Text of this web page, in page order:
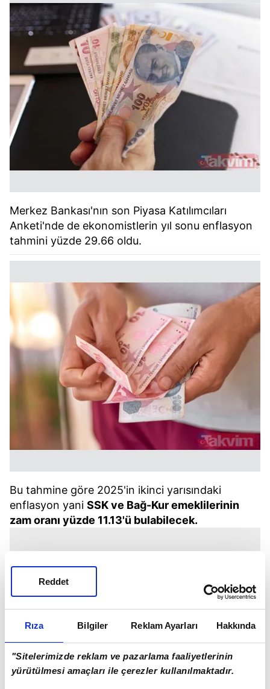
Rıza Bilgiler Reklam Ayarları Hakkında
"Sitelerimizde reklam ve pazarlama faaliyetlerinin
yürütülmesi amaçları ile çerezler kullanılmaktadır.
Reddet
Merkez Bankası'nın son Piyasa Katılımcıları
Anketi'nde de ekonomistlerin yıl sonu enflasyon
tahmini yüzde 29.66 oldu.
Bu tahmine göre 2025'in ikinci yarısındaki
enflasyon yani SSK ve Bağ-Kur emeklilerinin
zam oranı yüzde 11.13'ü bulabilecek.